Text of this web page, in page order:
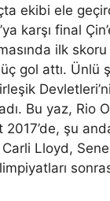
ekibi ele
karşı final
ilk
gol attı.
Bu yaz, Rio
şu
Carli Lloyd,